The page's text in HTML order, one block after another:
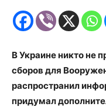
В Украине никто не
сборов для
распространил
придумал